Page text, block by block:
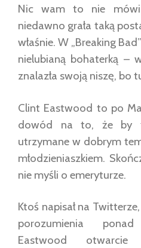
Nic wam to nie
niedawno grała taką
właśnie. W „Breaking
nielubianą bohaterką –
znalazła swoją niszę, bo
Clint Eastwood to po
dowód na to, że by
utrzymane w dobrym
młodzieniaszkiem.
nie myśli o emeryturze.
Ktoś napisał na
porozumienia
Eastwood otwarcie